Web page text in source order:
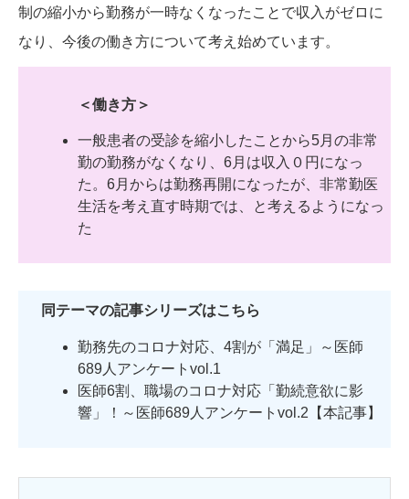
制の縮小から勤務が一時なくなったことで収入がゼロに
なり、今後の働き方について考え始めています。
＜働き方＞
一般患者の受診を縮小したことから5月の非常
勤の勤務がなくなり、6月は収入０円になっ
た。6月からは勤務再開になったが、非常勤医
生活を考え直す時期では、と考えるようになっ
た
同テーマの記事シリーズはこちら
勤務先のコロナ対応、4割が「満足」～医師
689人アンケートvol.1
医師6割、職場のコロナ対応「勤続意欲に影
響」！～医師689人アンケートvol.2【本記事】